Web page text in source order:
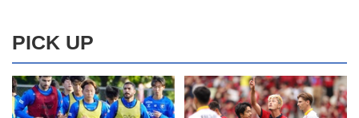
PICK UP